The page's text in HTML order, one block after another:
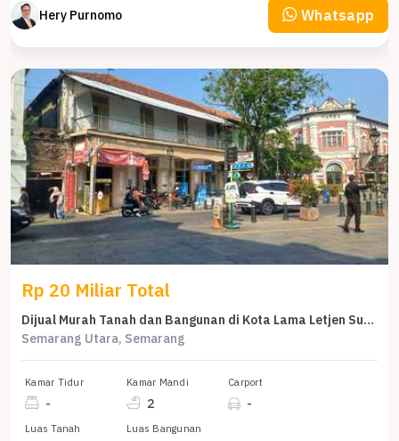
Hery Purnomo Whatsapp
Rp 20 Miliar Total
Dijual Murah Tanah dan Bangunan di Kota Lama Letjen Suprapto
Semarang Utara, Semarang
Kamar Tidur
-
Kamar Mandi
2
Carport
-
Luas Tanah Luas Bangunan